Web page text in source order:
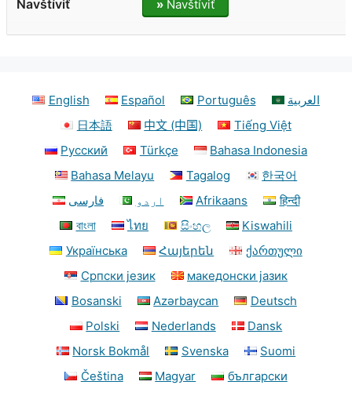
»Navštíviť
English Español Português
العربية
日本語
中文 (中国)
Tiếng Việt
Русский
Türkçe
Bahasa Indonesia
Bahasa Melayu
Tagalog
한국어
فارسی
اردو Afrikaans
हिन्दी
বাংলা
ไทย සිංහල
Kiswahili
Українська
Հայերեն
ქართული
Српски језик
македонски јазик
Bosanski
Azərbaycan
Deutsch
Polski
Nederlands
Dansk
Norsk Bokmål
Svenska
Suomi
Čeština
Magyar
български